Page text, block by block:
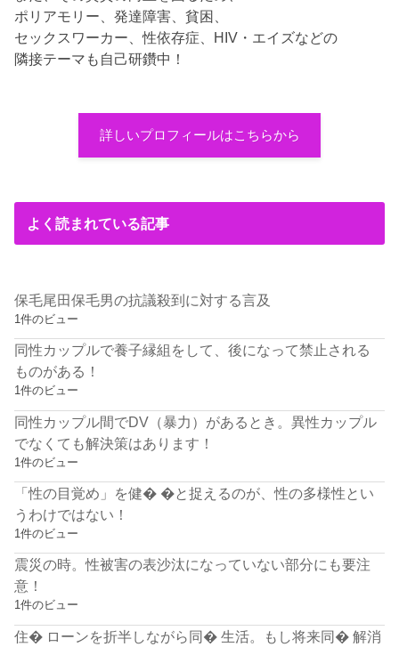
ポリアモリー、発達障害、貧困、
セックスワーカー、性依存症、HIV・エイズなどの
隣接テーマも自己研鑽中！
詳しいプロフィールはこちらから
よく読まれている記事
保毛尾田保毛男の抗議殺到に対する言及
1件のビュー
同性カップルで養子縁組をして、後になって禁止される
ものがある！
1件のビュー
同性カップル間でDV（暴力）があるとき。異性カップル
でなくても解決策はあります！
1件のビュー
「性の目覚め」を健� �と捉えるのが、性の多様性とい
うわけではない！
1件のビュー
震災の時。性被害の表沙汰になっていない部分にも要注
意！
1件のビュー
住� ローンを折半しながら同� 生活。もし将来同� 解消